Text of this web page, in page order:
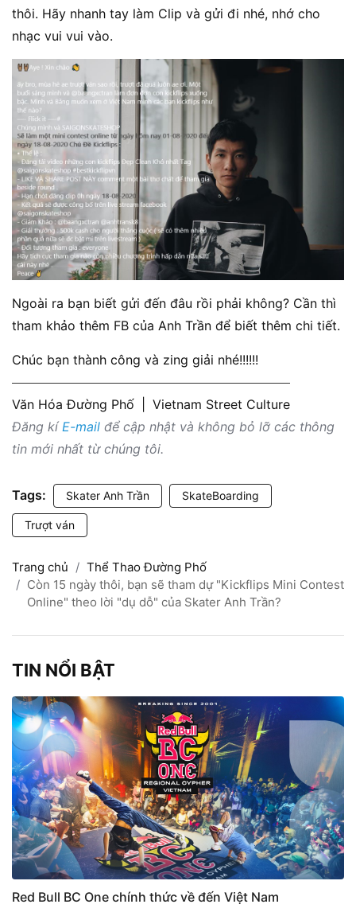
thôi. Hãy nhanh tay làm Clip và gửi đi nhé, nhớ cho
nhạc vui vui vào.
Ngoài ra bạn biết gửi đến đâu rồi phải không? Cần thì
tham khảo thêm FB của Anh Trần để biết thêm chi tiết.
Chúc bạn thành công và zing giải nhé!!!!!!
Văn Hóa Đường Phố
Vietnam Street Culture
Đăng kíE-mail để cập nhật và không bỏ lỡ các thông
tin mới nhất từ chúng tôi.
Tags: Skater Anh Trần SkateBoarding
Trượt ván
Trang chủ
Thể Thao Đường Phố
Còn 15 ngày thôi, bạn sẽ tham dự "Kickflips Mini Contest
Online" theo lời "dụ dỗ" của Skater Anh Trần?
TIN NỔI BẬT
Red Bull BC One chính thức về đến Việt Nam